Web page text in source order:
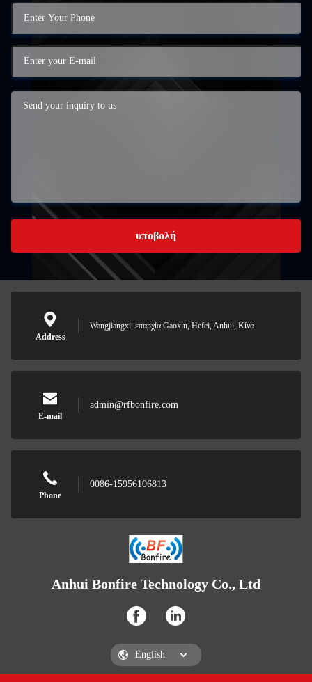
υποβολή
Address
Wangjiangxi, επαρχία Gaoxin, Hefei, Anhui, Κίνα
E-mail
admin@rfbonfire.com
Phone
0086-15956106813
Anhui Bonfire Technology Co., Ltd